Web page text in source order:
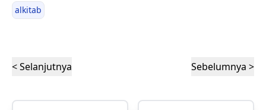
alkitab
< Selanjutnya Sebelumnya >